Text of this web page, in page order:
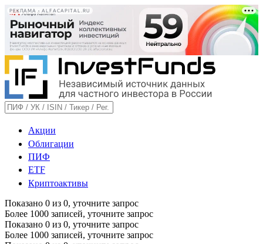
РЕКЛАМА • ALFACAPITAL.RU
Акции
Облигации
ПИФ
ETF
Криптоактивы
Показано 0 из 0, уточните запрос
Более 1000 записей, уточните запрос
Показано 0 из 0, уточните запрос
Более 1000 записей, уточните запрос